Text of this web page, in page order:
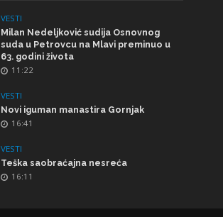
VESTI
Milan Nedeljković sudija Osnovnog
suda u Petrovcu na Mlavi preminuo u
63. godini života
11:22
VESTI
Novi iguman manastira Gornjak
16:41
VESTI
Teška saobraćajna nesreća
16:11